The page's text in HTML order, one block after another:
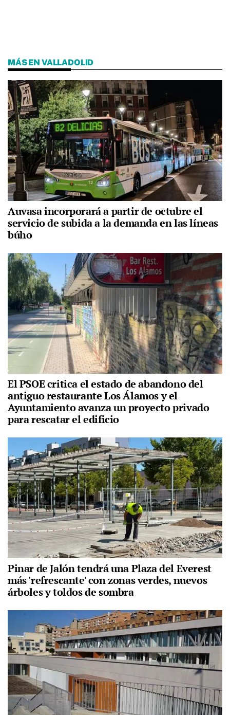
MÁS EN VALLADOLID
Auvasa incorporará a partir de octubre el
servicio de subida a la demanda en las líneas
búho
El PSOE critica el estado de abandono del
antiguo restaurante Los Álamos y el
Ayuntamiento avanza un proyecto privado
para rescatar el edificio
Pinar de Jalón tendrá una Plaza del Everest
más 'refrescante' con zonas verdes, nuevos
árboles y toldos de sombra